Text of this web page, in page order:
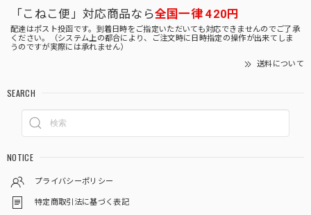
「こねこ便」対応商品なら全国一律 420円
配達はポスト投函です。到着日時をご指定いただいても対応できませんのでご了承
ください。（システム上の都合により、ご注文時に日時指定の操作が出来てしま
うのですが実際には承れません）
送料について
SEARCH
NOTICE
プライバシーポリシー
特定商取引法に基づく表記